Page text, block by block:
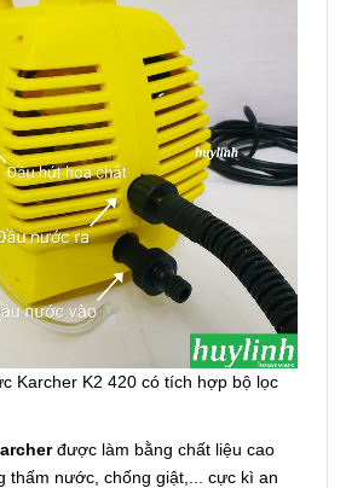
Karcher K2 420 có tích hợp bộ lọc
được làm bằng chất liệu cao
thấm nước, chống giật,... cực kì an